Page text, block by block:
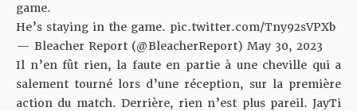
game.
He’s staying in the game. pic.twitter.com/Tny92sVPXb
— Bleacher Report (@BleacherReport) May 30, 2023
Il n’en fût rien, la faute en partie à une cheville qui a
salement tourné lors d’une réception, sur la première
action du match. Derrière, rien n’est plus pareil. JayTi